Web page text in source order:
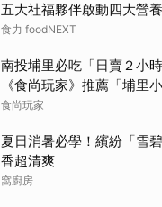
五大社福夥伴啟動四大營
食力 foodNEXT
南投埔里必吃「日賣２小
《食尚玩家》推薦「埔里小
食尚玩家
夏日消暑必學！繽紛「雪
香超清爽
窩廚房